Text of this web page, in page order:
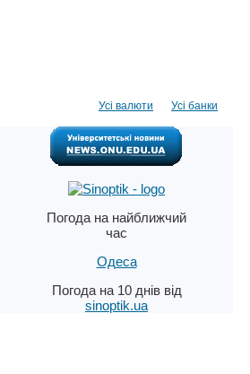
Усі банки
Усі валюти
Погода на найближчий
час
Одеса
Погода на 10 днів від
sinoptik.ua